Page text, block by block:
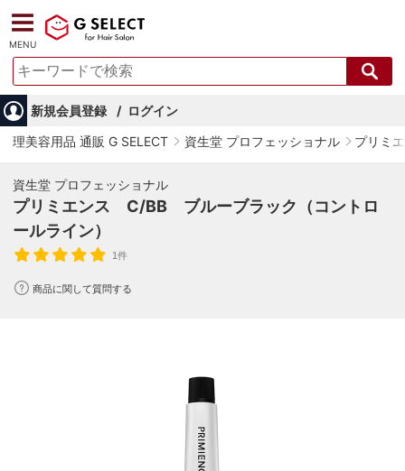
MENU
新規会員登録
ログイン
理美容用品 通販 G SELECT
資生堂 プロフェッショナル プリミ
資生堂 プロフェッショナル
プリミエンス C/BB ブルーブラック（コントロ
ールライン）
1件
商品に関して質問する